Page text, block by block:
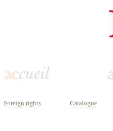
Foreign rights Catalogue